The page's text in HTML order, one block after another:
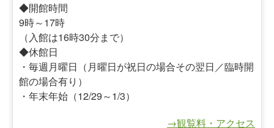
◆開館時間
9時～17時
（入館は16時30分まで）
◆休館日
・毎週月曜日（月曜日が祝日の場合その翌日／臨時開
館の場合有り）
・年末年始（12/29～1/3）
→観覧料・アクセス